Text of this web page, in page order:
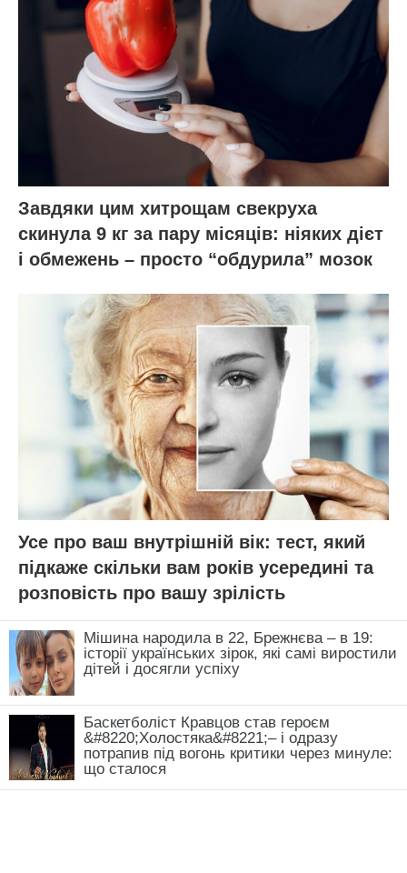
Завдяки цим хитрощам свекруха
скинула 9 кг за пару місяців: ніяких дієт
і обмежень – просто “обдурила” мозок
Усе про ваш внутрішній вік: тест, який
підкаже скільки вам років усередині та
розповість про вашу зрілість
Мішина народила в 22, Брежнєва – в 19:
історії українських зірок, які самі виростили
дітей і досягли успіху
Баскетболіст Кравцов став героєм
&#8220;Холостяка&#8221;– і одразу
потрапив під вогонь критики через минуле:
що сталося